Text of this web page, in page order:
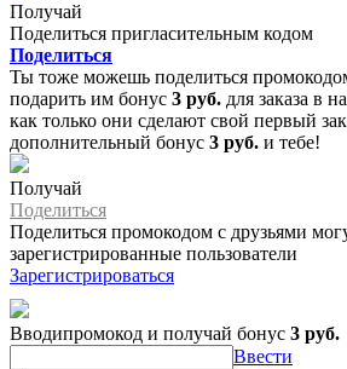
Получай
Поделиться пригласительным кодом
Поделиться
Ты тоже можешь поделиться
подарить им бонус 3 руб. для заказа в
как только они сделают свой первый
дополнительный бонус 3 руб. и тебе!
Получай
Поделиться
Поделиться промокодом с друзьями
зарегистрированные пользователи
Зарегистрироваться
Вводипромокод и получай бонус 3 руб.
Ввести